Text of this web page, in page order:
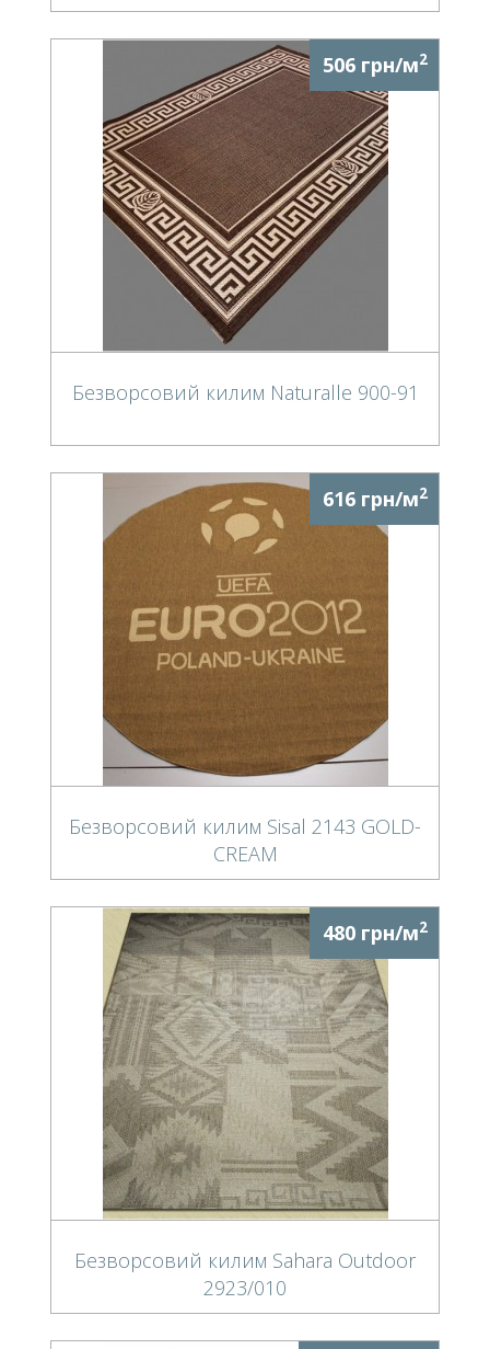
506 грн/м2
Безворсовий килим Naturalle 900-91
616 грн/м2
Безворсовий килим Sisal 2143 GOLD-
CREAM
480 грн/м2
Безворсовий килим Sahara Outdoor
2923/010